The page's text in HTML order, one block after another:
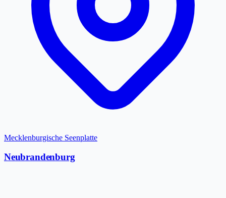
Mecklenburgische Seenplatte
Neubrandenburg